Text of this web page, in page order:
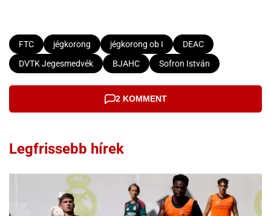
FTC jégkorong jégkorong ob I
DEAC
DVTK Jegesmedvék
BJAHC Sofron István
2 KOMMENT
Legfrissebb hírek